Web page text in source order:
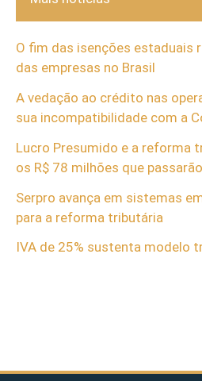
O fim das isenções estaduais
das empresas no Brasil
A vedação ao crédito nas
sua incompatibilidade com a
Lucro Presumido e a reforma
os R$ 78 milhões que
Serpro avança em sistemas
para a reforma tributária
IVA de 25% sustenta modelo